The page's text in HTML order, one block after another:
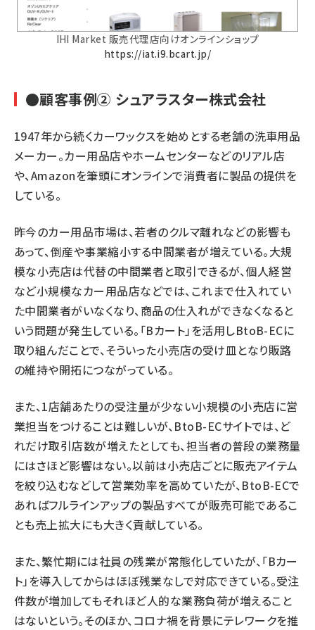
IHI Market 販売代理店向けオンラインショップ
https://iat.i9.bcart.jp/
●顧客事例② シュアラスター株式会社
1947年から続くカーワックスを始めとする老舗の洗車用品
メーカー。カー用品店やホームセンターなどのリアル店
や、Amazonを筆頭にオンラインで消費者に製品の提供を
している。
昨今のカー用品市場は、若者のクルマ離れなどの影響も
あって、倒産や事業縮小する中間業者が増えている。大規
模な小売店は代替の中間業者と取引できるが、個人経営
など小規模なカー用品店などでは、これまで仕入れてい
た中間業者がいなくなり、商品の仕入れができなくなると
いう問題が発生している。「Bカート」を活用しBtoB-ECに
取り組んだことで、そういった小売店の受け皿となり販路
の維持や開拓につながっている。
また、1店舗あたりの受注量が少ない小規模の小売店に営
業担当をつけることは難しいが、BtoB-ECサイトでは、ど
れだけ取引店数が増えたとしても、担当者の普段の業務量
にはさほど影響はない。以前は小売店ごとに販売アイテム
を絞り込むなどして営業効率を高めていたが、BtoB-ECで
あればフルラインアップの製品すべてが販売可能であるこ
とも売上拡大にも大きく貢献している。
また、繁忙期には社員の残業が常態化していたが、「Bカー
ト」を導入してからはほぼ残業なしで対応できている。受注
件数が増加してもそれほど人的な業務負荷が増えること
はないという。そのほか、コロナ禍を背景にテレワークを推